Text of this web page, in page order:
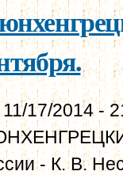
17/2014 -
- К. В.